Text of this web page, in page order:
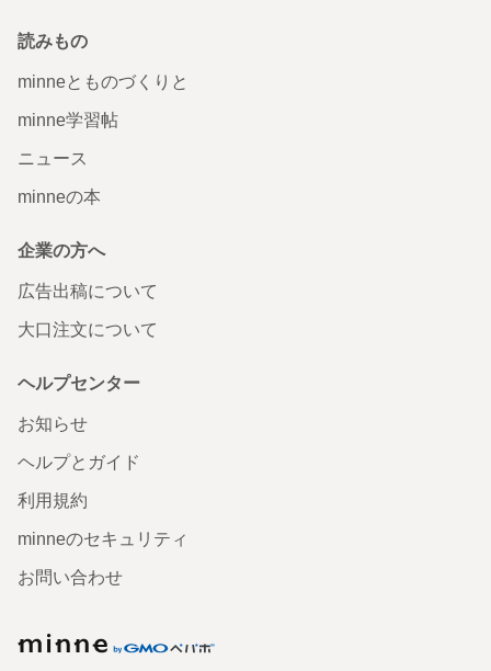
読みもの
minneとものづくりと
minne学習帖
ニュース
minneの本
企業の方へ
広告出稿について
大口注文について
ヘルプセンター
お知らせ
ヘルプとガイド
利用規約
minneのセキュリティ
お問い合わせ